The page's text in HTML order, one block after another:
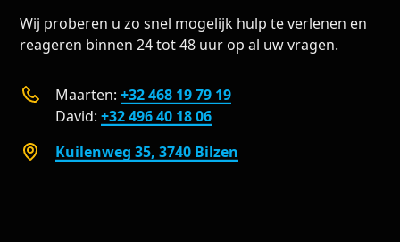
Wij proberen u zo snel mogelijk hulp te verlenen en
reageren binnen 24 tot 48 uur op al uw vragen.
Maarten:+32 468 19 79 19
David:+32 496 40 18 06
Kuilenweg 35, 3740 Bilzen